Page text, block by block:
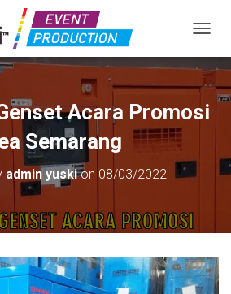
Acara Promosi
Semarang
admin yuskion 08/03/2022